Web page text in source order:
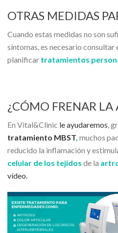
OTRAS MEDIDAS
Cuando estas medidas no son
síntomas, es necesario consultar
planificar tratamientos
¿CÓMO FRENAR LA
En Vital&Clinic le ayudaremos,
tratamiento MBST, muchos
reducido la inflamación y
celular de los tejidos de la
vídeo.